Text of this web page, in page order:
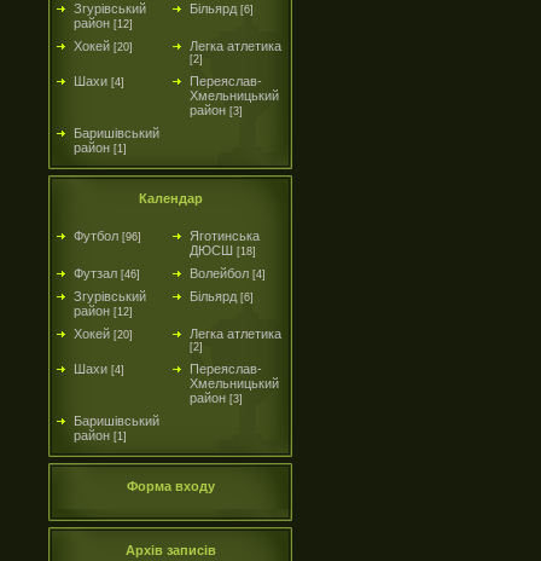
Згурівський
район [12]
Більярд [6]
Хокей [20] Легка атлетика
[2]
Шахи [4]
Переяслав-
Хмельницький
район [3]
Баришівський
район [1]
Календар
Футбол [96]
Яготинська
ДЮСШ [18]
Футзал [46] Волейбол [4]
Згурівський
район [12]
Більярд [6]
Хокей [20] Легка атлетика
[2]
Шахи [4]
Переяслав-
Хмельницький
район [3]
Баришівський
район [1]
Форма входу
Архів записів